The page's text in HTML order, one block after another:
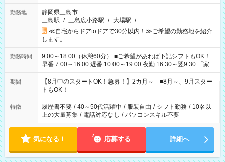
勤務地
静岡県三島市
三島駅 / 三島広小路駅 / 大場駅 / …
≪自宅からドアtoドアで30分以内！≫ご希望の勤務地を紹介
します。
勤務時間
9:00～18:00（休憩60分） ■ご希望があれば下記シフトもOK！
早番 7:00～16:00 遅番 10:00～19:00 夜勤 16:30～翌9:30 「家族
と休みを合わせたい」 「余裕を持って夕飯の準備がしたい」
「できれば残業はしたくない」 など、ご希望を教えてください
ね。 ※Wワーク希望の方へ 今ご覧のお仕事で希望する勤務時間
と、もう1つのお仕事の勤務時間。 合計で週40時間を超える場
合は応募できません。
期間
【8月中のスタートOK！急募！】2カ月～ ■8月～、9月スター
トもOK！
特徴 履歴書不要 / 40～50代活躍中 / 服装自由 / シフト勤務 / 10名以
上の大量募集 / 電話対応なし / パソコンスキル不要
気になる！ 応募する 詳細へ